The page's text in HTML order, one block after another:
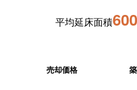
平均延床面積
売却価格